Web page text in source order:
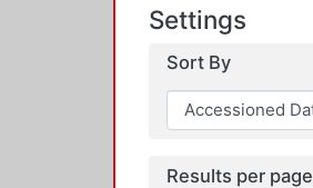
Settings
Sort By
Results per page